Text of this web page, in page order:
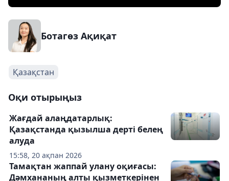
Ботагөз Ақиқат
Қазақстан
Оқи отырыңыз
15:58, 20 ақпан 2026
Жағдай алаңдатарлық:
Қазақстанда қызылша дерті белең
алуда
Тамақтан жаппай улану оқиғасы:
Дәмхананың алты қызметкерінен